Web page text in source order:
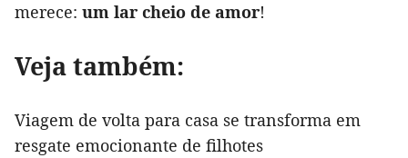
merece: um lar cheio de amor!
Veja também:
Viagem de volta para casa se transforma em
resgate emocionante de filhotes